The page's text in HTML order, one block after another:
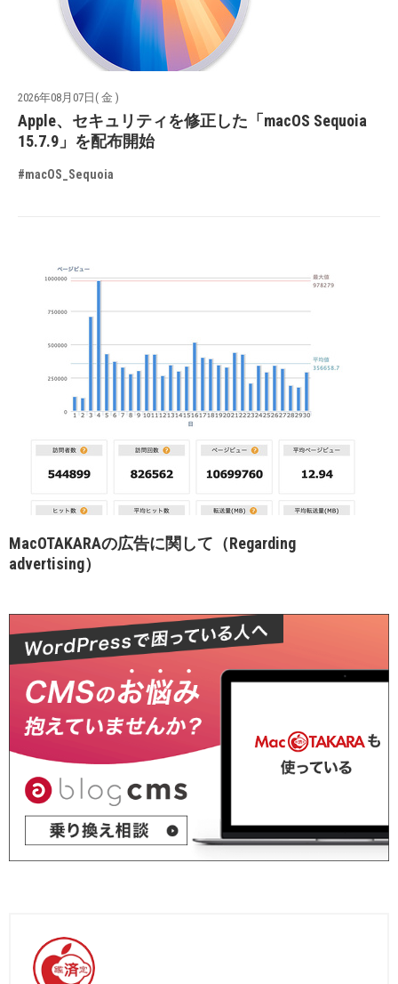
2026年08月07日( 金 )
Apple、セキュリティを修正した「macOS Sequoia
15.7.9」を配布開始
#macOS_Sequoia
MacOTAKARAの広告に関して（Regarding
advertising）